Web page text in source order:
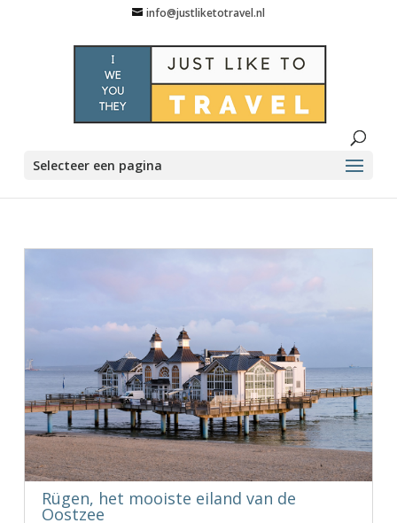
info@justliketotravel.nl
Selecteer een pagina
Rügen, het mooiste eiland van de
Oostzee